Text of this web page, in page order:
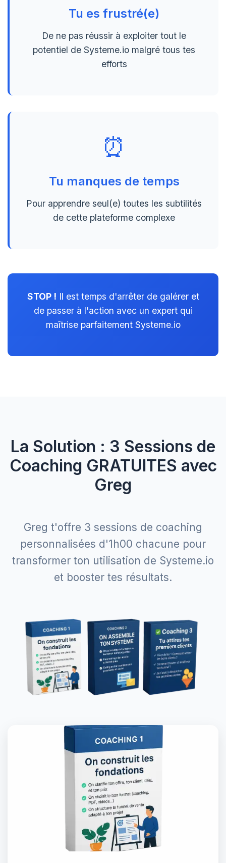
Tu es frustré(e)
De ne pas réussir à exploiter tout le
potentiel de Systeme.io malgré tous tes
efforts
⏰
Tu manques de temps
Pour apprendre seul(e) toutes les subtilités
de cette plateforme complexe
STOP ! Il est temps d'arrêter de galérer et
de passer à l'action avec un expert qui
maîtrise parfaitement Systeme.io
La Solution : 3 Sessions de
Coaching GRATUITES avec
Greg
Greg t'offre 3 sessions de coaching
personnalisées d'1h00 chacune pour
transformer ton utilisation de Systeme.io
et booster tes résultats.